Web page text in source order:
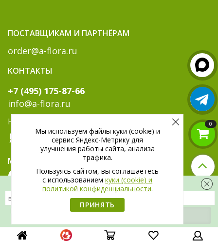
Скидка 300 рублей на первый заказ
на обработку своих
ПОСТАВЩИКАМ И ПАРТНЁРАМ
order@a-flora.ru
КОНТАКТЫ
+7 (495) 175-87-66
info@a-flora.ru
Написать нам:
МЫ В СОЦ. СЕТЯХ:
0
Мы используем файлы куки (cookie) и
сервис Яндекс-Метрику для
улучшения работы сайта, анализа
трафика.
Пользуясь сайтом, вы соглашаетесь
c использованиемкуки (cookie) и
политикой конфиденциальности.
ПРИНЯТЬ